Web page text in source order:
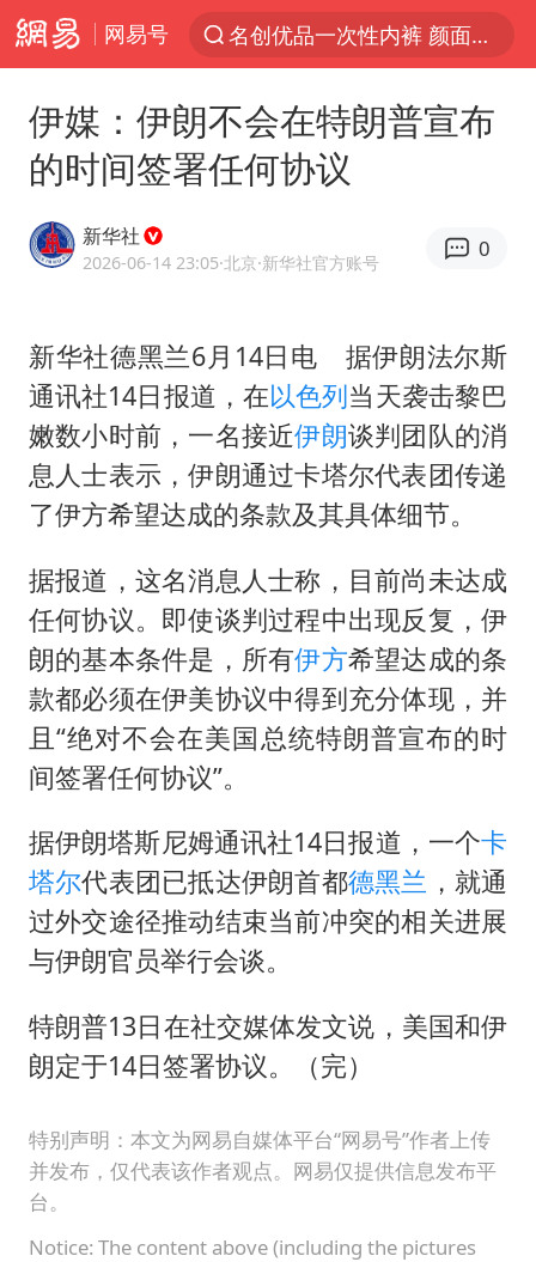
网易号
名创优品一次性内裤 颜面尽失
视频丨中国东方电气集团原党组副书记、董事宋致远被查
白海豚将正面袭击贯穿浙江
中国父女泰国骑摩托车坠崖1死1伤
浙江台州《告全体市民书》
网约车司机充电时猝死保险拒赔
周末打虎 宋致远被查
刘浩存百花奖开幕式红裙起舞
女子网购名牌包发现是自己丢的那只
女儿为争财产堵门阻挠父亲出殡
万岁山接盘烂尾恒大文旅城
习近平心系体育强国建设
伊媒：伊朗不会在特朗普宣布
的时间签署任何协议
新华社
2026-06-14 23:05·北京·新华社官方账号
0
新华社德黑兰6月14日电 据伊朗法尔斯
通讯社14日报道，在以色列当天袭击黎巴
嫩数小时前，一名接近伊朗谈判团队的消
息人士表示，伊朗通过卡塔尔代表团传递
了伊方希望达成的条款及其具体细节。
据报道，这名消息人士称，目前尚未达成
任何协议。即使谈判过程中出现反复，伊
朗的基本条件是，所有伊方希望达成的条
款都必须在伊美协议中得到充分体现，并
且“绝对不会在美国总统特朗普宣布的时
间签署任何协议”。
据伊朗塔斯尼姆通讯社14日报道，一个卡
塔尔代表团已抵达伊朗首都德黑兰 ，就通
过外交途径推动结束当前冲突的相关进展
与伊朗官员举行会谈。
特朗普13日在社交媒体发文说，美国和伊
朗定于14日签署协议。（完）
特别声明：本文为网易自媒体平台“网易号”作者上传
并发布，仅代表该作者观点。网易仅提供信息发布平
台。
Notice: The content above (including the pictures